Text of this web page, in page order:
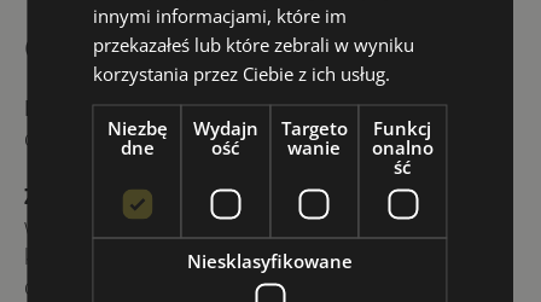
Godziny
Biuro szkołyczynne jest od poniedziałku
do piątku w godzinach8:00-16:00
Zajęcia stacjonarne i onlineodbywają się
według indywidualnego harmonogramu dla
każdej osoby lub grupy od poniedziałku
do niedzieli w godzinach7:00-22:00
innymi informacjami, które im
przekazałeś lub które zebrali w wyniku
korzystania przez Ciebie z ich usług.
Niezbę
dne
Wydajn
ość
Targeto
wanie
Funkcj
onalno
ść
Niesklasyfikowane